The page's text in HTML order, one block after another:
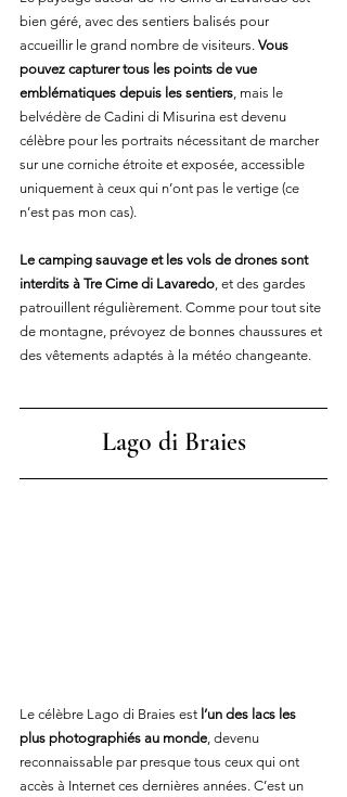
bien géré, avec des sentiers balisés pour
accueillir le grand nombre de visiteurs. Vous
pouvez capturer tous les points de vue
emblématiques depuis les sentiers , mais le
belvédère de Cadini di Misurina est devenu
célèbre pour les portraits nécessitant de marcher
sur une corniche étroite et exposée, accessible
uniquement à ceux qui n’ont pas le vertige (ce
n’est pas mon cas).
Le camping sauvage et les vols de drones sont
interdits à Tre Cime di Lavaredo , et des gardes
patrouillent régulièrement. Comme pour tout site
de montagne, prévoyez de bonnes chaussures et
des vêtements adaptés à la météo changeante.
Lago di Braies
Le célèbre Lago di Braies est l’un des lacs les
plus photographiés au monde, devenu
reconnaissable par presque tous ceux qui ont
accès à Internet ces dernières années. C’est un